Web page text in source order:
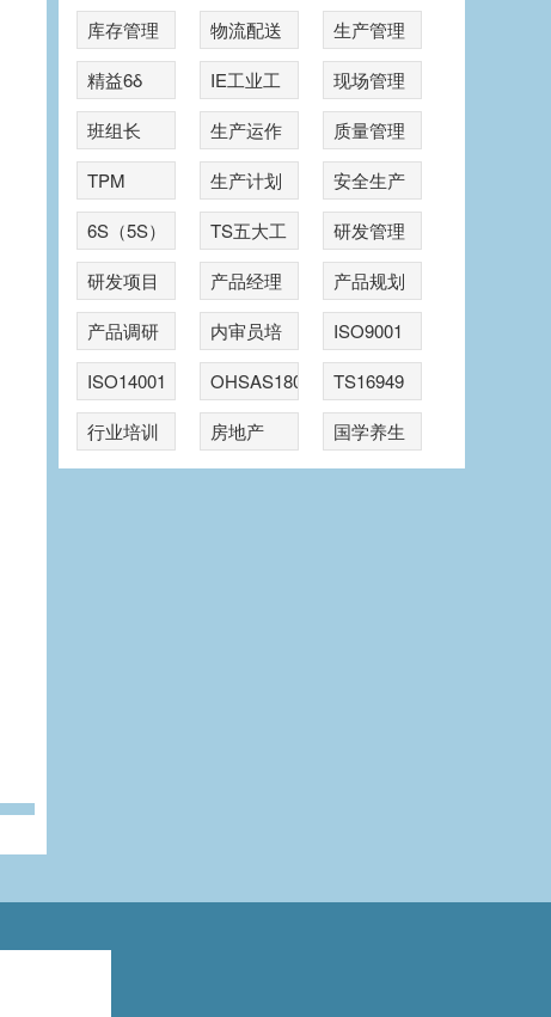
理
理
库存管理 物流配送
生产管理
精益6δ
IE工业工
程
现场管理
班组长
生产运作
质量管理
TPM
生产计划
安全生产
6S（5S）
TS五大工
具
研发管理
研发项目
管理
产品经理
产品规划
产品调研
内审员培
训
ISO9001
ISO14001
OHSAS18001
TS16949
行业培训
房地产 国学养生